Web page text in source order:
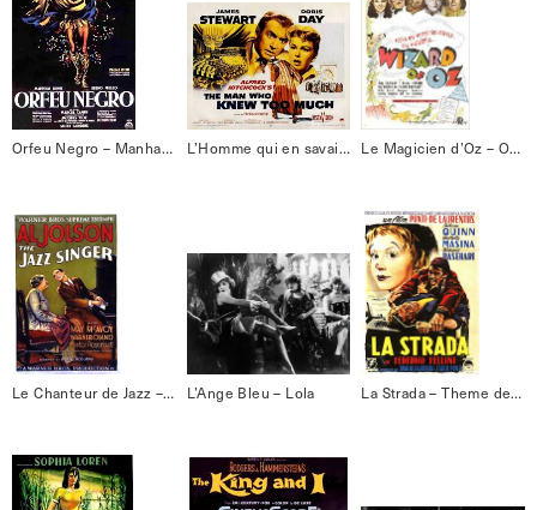
Orfeu Negro – Manha de Carnaval L’Homme qui en savait trop – Que Sera Sera Le Magicien d’Oz – Over the rainbow
Le Chanteur de Jazz – Swanee L’Ange Bleu – Lola La Strada – Theme de la Strada